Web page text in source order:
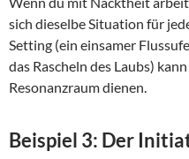
sich dieselbe Situation für
Setting (ein einsamer
das Rascheln des Laubs)
Resonanzraum dienen.
Beispiel 3: Der